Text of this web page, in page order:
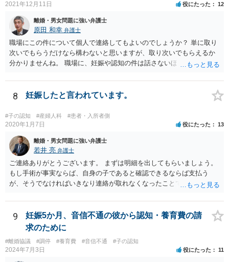
2021年12月11日 役にたった 12
離婚・男女問題に強い弁護士
原田 和幸 弁護士
職場にこの件について個人で連絡してもよいのでしょうか？ 単に取り
次いでもらうだけなら構わないと思いますが、取り次いでもらえるか
分かりませんね。 職場に、妊娠や認知の件は話さないほうがよいと思
難しいと思われれば、弁護士に入ってもらうことも検討されてくださ
い。 一度、お近くの弁護士に相談されてみてもよいと思います。
8 妊娠したと言われています。
#子の認知 #産婦人科 #患者・入所者側
2020年1月7日 役にたった 13
離婚・男女問題に強い弁護士
若井 亮 弁護士
ご連絡ありがとうございます。 まずは明細を出してもらいましょう。
もし手術が事実ならば、自身の子であると確認できるならば支払う
が、そうでなければいきなり連絡が取れなくなったことで不信感もあ
してはいかがでしょうか。 代理人となる場合ですが、事務所ごとにま
ちまちです。 弊所の場合、交渉をお受けするとなると20万円くらいが
多いかと思います。
9
妊娠5か月、音信不通の彼から認知・養育費の請
求のために
#離婚協議 #調停 #養育費 #音信不通 #子の認知
2024年7月3日 役にたった 11